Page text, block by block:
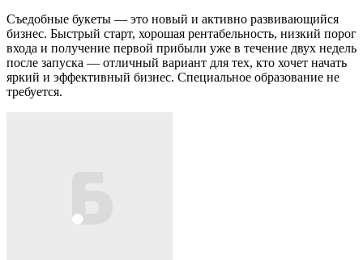
Съедобные букеты — это новый и активно развивающийся
бизнес. Быстрый старт, хорошая рентабельность, низкий порог
входа и получение первой прибыли уже в течение двух недель
после запуска — отличный вариант для тех, кто хочет начать
яркий и эффективный бизнес. Специальное образование не
требуется.